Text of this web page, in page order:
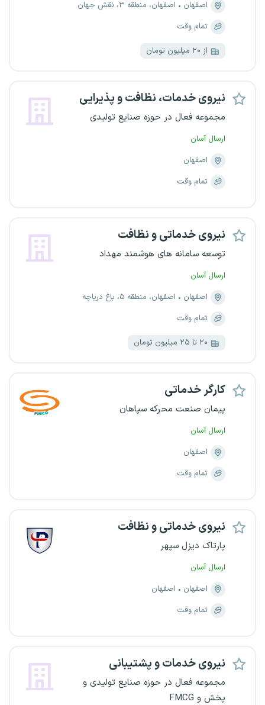
اصفهان
اصفهان، منطقه ۳، نقش جهان
تمام وقت
از ۲۰ میلیون تومان
نیروی خدمات، نظافت و پذیرایی
مجموعه فعال در حوزه صنایع تولیدی
ارسال آسان
اصفهان
تمام وقت
نیروی خدماتی و نظافت
توسعه سامانه های هوشمند مهداد
ارسال آسان
اصفهان
اصفهان، منطقه ۵، باغ دریاچه
تمام وقت
۲۰ تا ۲۵ میلیون تومان
کارگر خدماتی
پیمان صنعت محرکه سپاهان
ارسال آسان
اصفهان
تمام وقت
نیروی خدماتی و نظافت
پارتاک دیزل سپهر
ارسال آسان
اصفهان
اصفهان
تمام وقت
نیروی خدمات و پشتیبانی
مجموعه فعال در حوزه صنایع تولیدی و
پخش و FMCG